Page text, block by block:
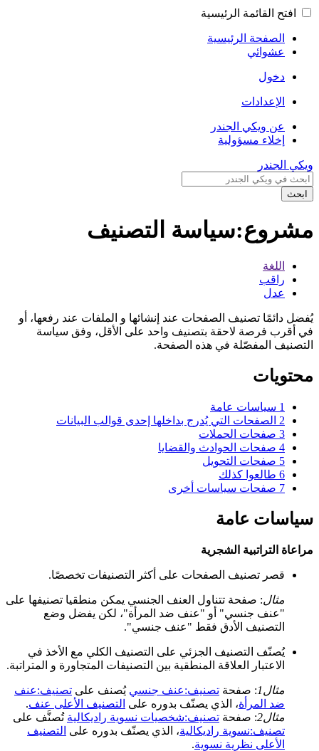
افتح القائمة الرئيسية
الصفحة الرئيسية
عشوائي
دخول
الإعدادات
عن ويكي الجندر
إخلاء مسؤولية
ويكي الجندر
ابحث
مشروع:سياسة التصنيف
اللغة
راقب
عدل
يُفضل دائمًا تصنيف الصفحات عند إنشائها و الملفات عند رفعها، أو
في أقرب فرصة لاحقة بتصنيف واحد على الأقل، وفق سياسة
التصنيف المفصّلة في هذه الصفحة.
محتويات
1 سياسات عامة
2 الصفحات التي يُدرج بداخلها إحدى قوالب البيانات
3 صفحات الحملات
4 صفحات الحوادث والقضايا
5 صفحات التحويل
6 طالعوا كذلك
7 صفحات سياسات أخرى
سياسات عامة
مراعاة التراتبية الشجرية
قصر تصنيف الصفحات على أكثر التصنيفات تخصصًا.
مثال: صفحة تتناول العنف الجنسي يمكن منطقيا تصنيفها على
"عنف جنسي" أو "عنف ضد المرأة"، لكن يفضل وضع
التصنيف الأدق فقط "عنف جنسي".
يُصنّف التصنيف الجزئي على التصنيف الكلي مع الأخذ في
الاعتبار العلاقة المنطقية بين التصنيفات المتجاورة و المتراتبة.
مثال1 : صفحة تصنيف:عنف جنسي يُصنف على تصنيف:عنف
ضد المرأة، الذي يصنّف بدوره على التصنيف الأعلى عنف.
مثال2 : صفحة تصنيف:شخصيات نسوية راديكالية تُصنَّف على
تصنيف:نسوية راديكالية، الذي يصنّف بدوره على التصنيف
الأعلى نظرية نسوية.